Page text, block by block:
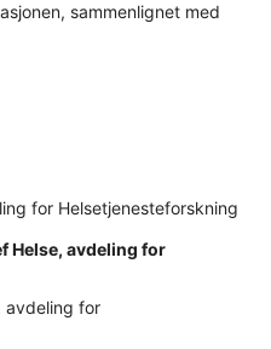
sammenlignet med
for Helsetjenesteforskning
Helse, avdeling for
avdeling for